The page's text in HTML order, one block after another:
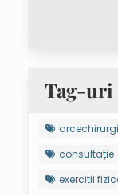
Tag-uri
consultație
exercitii